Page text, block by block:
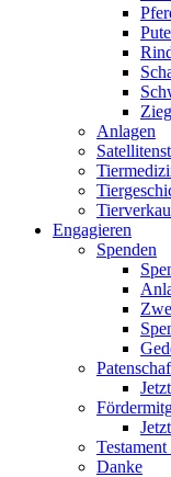
Anlagen
Engagieren
Spenden
Danke